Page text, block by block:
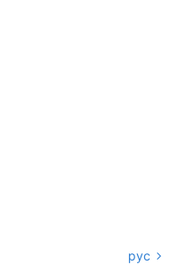
рус